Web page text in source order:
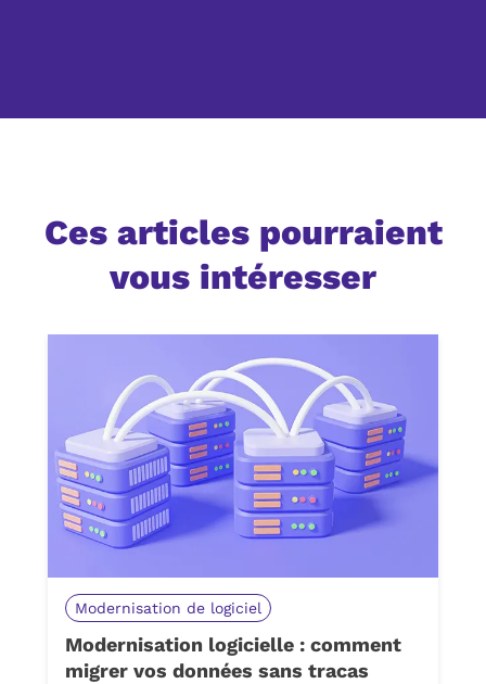
Ces articles pourraient
vous intéresser
Modernisation de logiciel
Modernisation logicielle : comment
migrer vos données sans tracas